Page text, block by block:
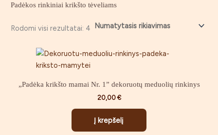
Padėkos rinkiniai krikšto tėveliams
Rodomi visi rezultatai: 4
„Padėka krikšto mamai Nr. 1” dekoruotų meduolių rinkinys
20,00€
Į krepšelį